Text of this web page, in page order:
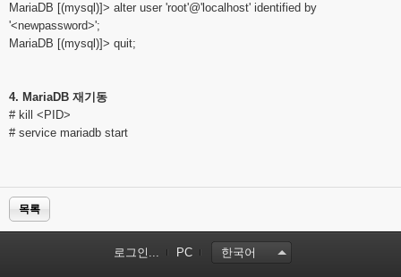
MariaDB [(mysql)]> alter user 'root'@'localhost' identified by
'<newpassword>';
MariaDB [(mysql)]> quit;
4. MariaDB 재기동
# kill <PID>
# service mariadb start
목록
로그인... PC 한국어